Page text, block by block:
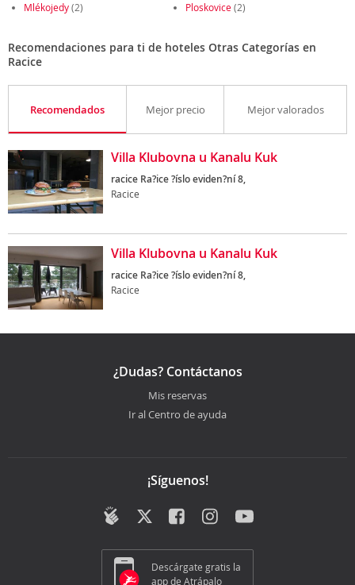
Mlékojedy(2) Ploskovice(2)
Recomendaciones para ti de hoteles Otras Categorías en
Racice
Recomendados Mejor precio Mejor valorados
Villa Klubovna u Kanalu Kuk
racice Ra?ice ?íslo eviden?ní 8,
Racice
Villa Klubovna u Kanalu Kuk
racice Ra?ice ?íslo eviden?ní 8,
Racice
¿Dudas? Contáctanos
Mis reservas
Ir al Centro de ayuda
¡Síguenos!
Descárgate gratis la
app de Atrápalo